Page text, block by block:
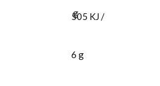
g
505 KJ /
6 g